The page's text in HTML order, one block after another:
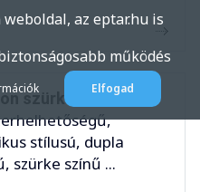
szürke
stílusú, dupla
szürke színű ...
az eptar.hu is
működés
Elfogad